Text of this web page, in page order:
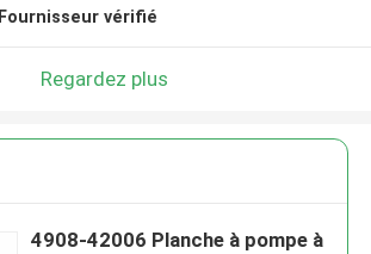
Fournisseur vérifié
Regardez plus
4908-42006 Planche à pompe à